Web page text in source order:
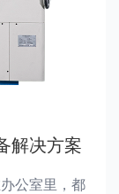
解决方案
公室里，都